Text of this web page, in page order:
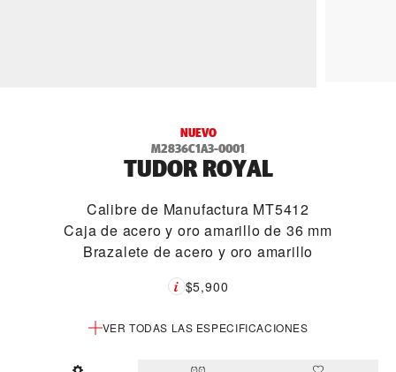
NUEVO
M2836C1A3-0001
TUDOR ROYAL
Calibre de Manufactura MT5412
Caja de acero y oro amarillo de 36 mm
Brazalete de acero y oro amarillo
VER TODAS LAS ESPECIFICACIONES
$5,900